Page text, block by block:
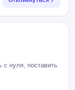
с нуля, поставить